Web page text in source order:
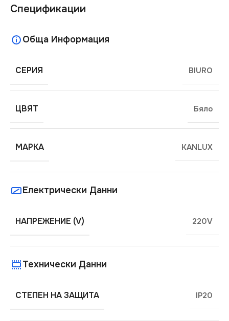
Спецификации
Обща Информация
СЕРИЯ BIURO
ЦВЯТ Бяло
МАРКА KANLUX
Електрически Данни
НАПРЕЖЕНИЕ (V) 220V
Технически Данни
СТЕПЕН НА ЗАЩИТА IP20